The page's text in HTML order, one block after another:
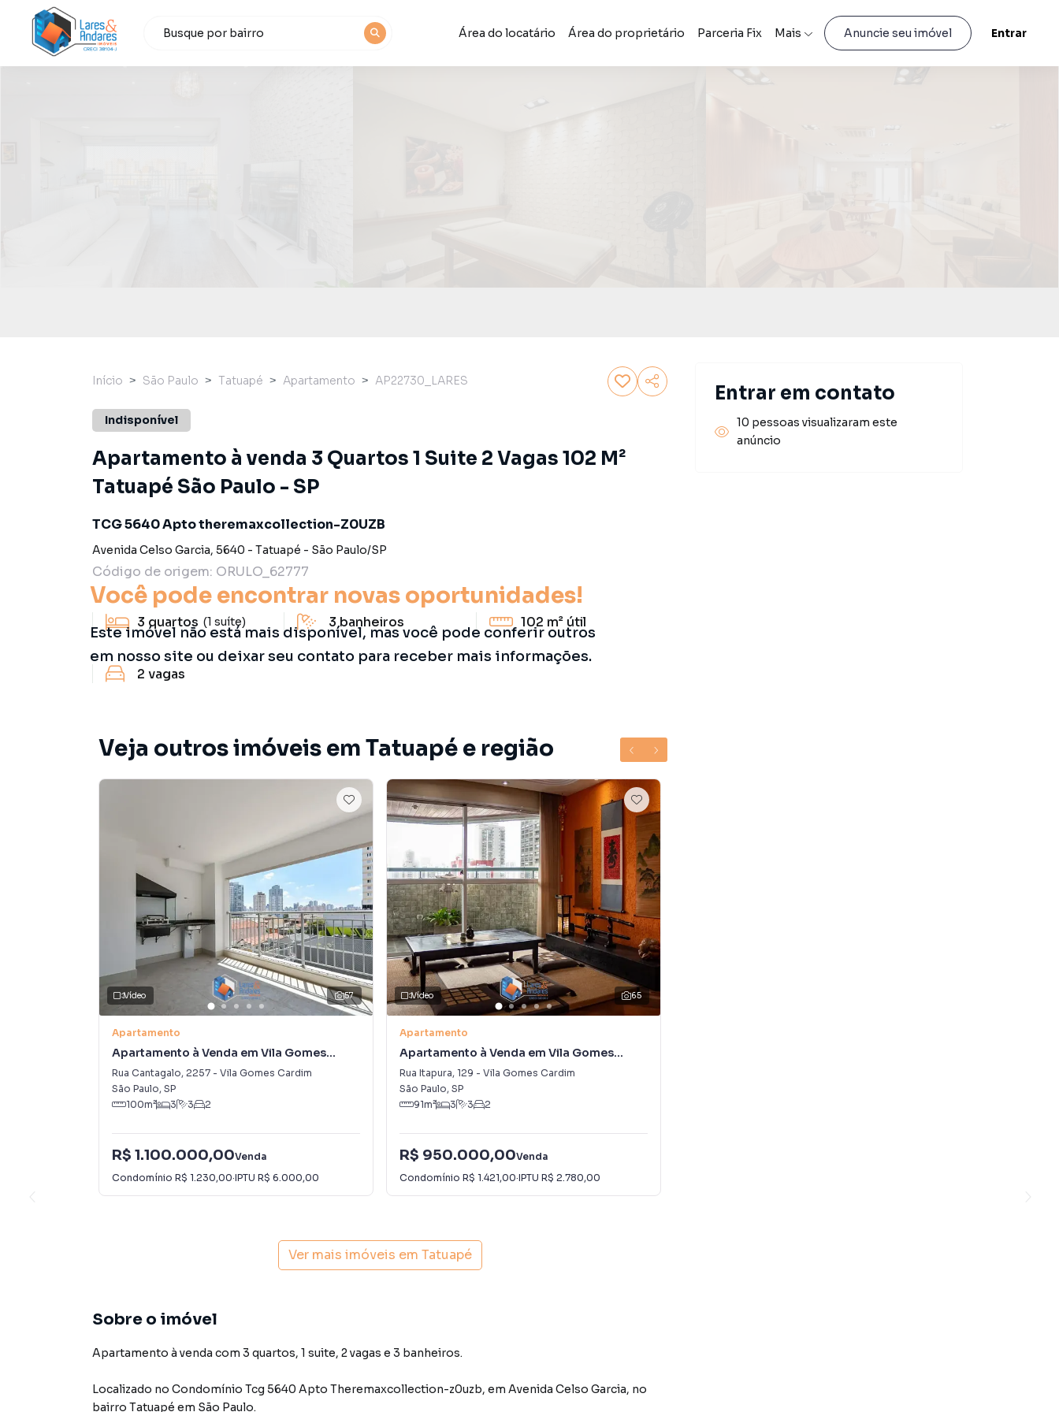
Área do locatário Área do proprietário Parceria Fix Mais Anuncie seu imóvel Entrar
Você pode encontrar novas oportunidades!
Este imóvel não está mais disponível, mas você pode conferir outros
em nosso site ou deixar seu contato para receber mais informações.
Início São Paulo Tatuapé Apartamento AP22730_LARES
Indisponível
Apartamento à venda 3 Quartos 1 Suite 2 Vagas 102 M²
Tatuapé São Paulo - SP
TCG 5640 Apto theremaxcollection-Z0UZB
Avenida Celso Garcia, 5640 - Tatuapé - São Paulo/SP
Código de origem: ORULO_62777
3 quartos (1 suíte) 3 banheiros 102 m² útil
2 vagas
Veja outros imóveis em Tatuapé e região
57
Vídeo
Apartamento
Apartamento à Venda em Vila Gomes
Cardim
Rua Cantagalo, 2257 - Vila Gomes Cardim
São Paulo, SP
100m² 3 3 2
R$ 1.100.000,00Venda
Condomínio R$ 1.230,00·IPTU R$ 6.000,00
65
Vídeo
Apartamento
Apartamento à Venda em Vila Gomes
Cardim
Rua Itapura, 129 - Vila Gomes Cardim
São Paulo, SP
91m² 3 3 2
R$ 950.000,00Venda
Condomínio R$ 1.421,00·IPTU R$ 2.780,00
Ver mais imóveis em Tatuapé
Sobre o imóvel
Apartamento à venda com 3 quartos, 1 suite, 2 vagas e 3 banheiros.
Localizado no Condomínio Tcg 5640 Apto Theremaxcollection-z0uzb, em Avenida Celso Garcia, no
bairro Tatuapé em São Paulo.
Entrar em contato
10 pessoas visualizaram este
anúncio